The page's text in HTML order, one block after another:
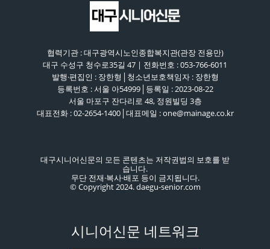
협력기관 : 대구광역시노인종합복지관(관장 전용만)
대구 수성구 청수로35길 47 | 전화번호 : 053-766-6011
발행·편집인 : 장한형│청소년보호책임자 : 장한형
등록번호 : 서울 아54999│등록일 : 2023-08-22
서울 마포구 잔다리로 48, 정원빌딩 3층
대표전화 : 02-2654-1400│대표메일 : one@mainage.co.kr
대구시니어신문의 모든 콘텐츠는 저작권법의 보호를 받
습니다.
무단 전재·복사·배포 등이 금지됩니다.
© Copyright 2024. daegu-senior.com
시니어신문 네트워크